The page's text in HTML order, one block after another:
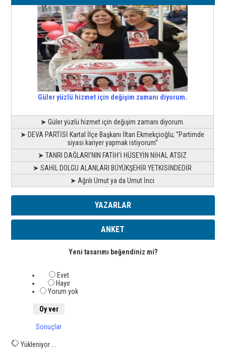
Güler yüzlü hizmet için değişim zamanı diyorum.
➤ Güler yüzlü hizmet için değişim zamanı diyorum.
➤ DEVA PARTİSİ Kartal İlçe Başkanı İltan Ekmekçioğlu; “Partimde
siyasi kariyer yapmak istiyorum”
➤ TANRI DAĞLARI’NIN FATİH’İ HÜSEYİN NİHAL ATSIZ
➤ SAHİL DOLGU ALANLARI BÜYÜKŞEHİR YETKİSİNDEDİR
➤ Ağrılı Umut ya da Umut İnci
YAZARLAR
ANKET
Yeni tasarımı beğendiniz mi?
Evet
Hayır
Yorum yok
Sonuçlar
Yükleniyor ...